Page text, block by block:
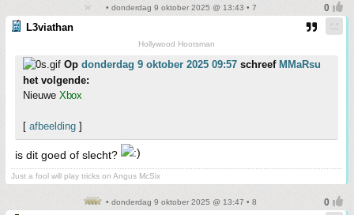
• donderdag 9 oktober 2025 @ 13:43 • 7
L3viathan
Hollywood Hootsman
Op donderdag 9 oktober 2025 09:57 schreef MMaRsu
het volgende:
Nieuwe Xbox
[ afbeelding ]
is dit goed of slecht?
Just a fool will play tricks on Angus McSix
• donderdag 9 oktober 2025 @ 13:47 • 8